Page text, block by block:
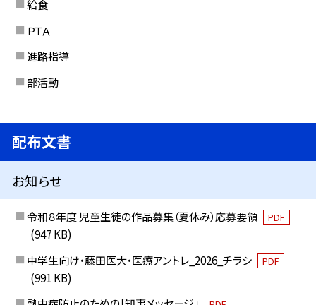
給食
ＰＴＡ
進路指導
部活動
配布文書
お知らせ
令和８年度 児童生徒の作品募集（夏休み）応募要領 PDF
(947 KB)
中学生向け・藤田医大・医療アントレ_2026_チラシ
PDF
(991 KB)